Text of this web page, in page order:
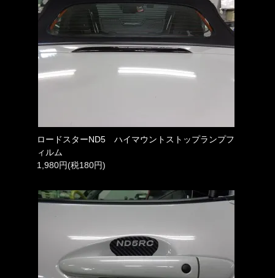
ロードスターND5 ハイマウントストップランプフ
ィルム
1,980円(税180円)